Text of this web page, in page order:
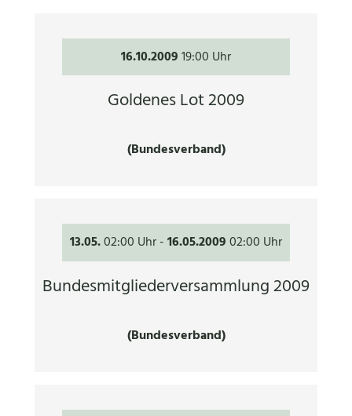
16.10.200919:00 Uhr
Goldenes Lot 2009
(Bundesverband)
13.05.02:00 Uhr-16.05.200902:00 Uhr
Bundesmitgliederversammlung 2009
(Bundesverband)